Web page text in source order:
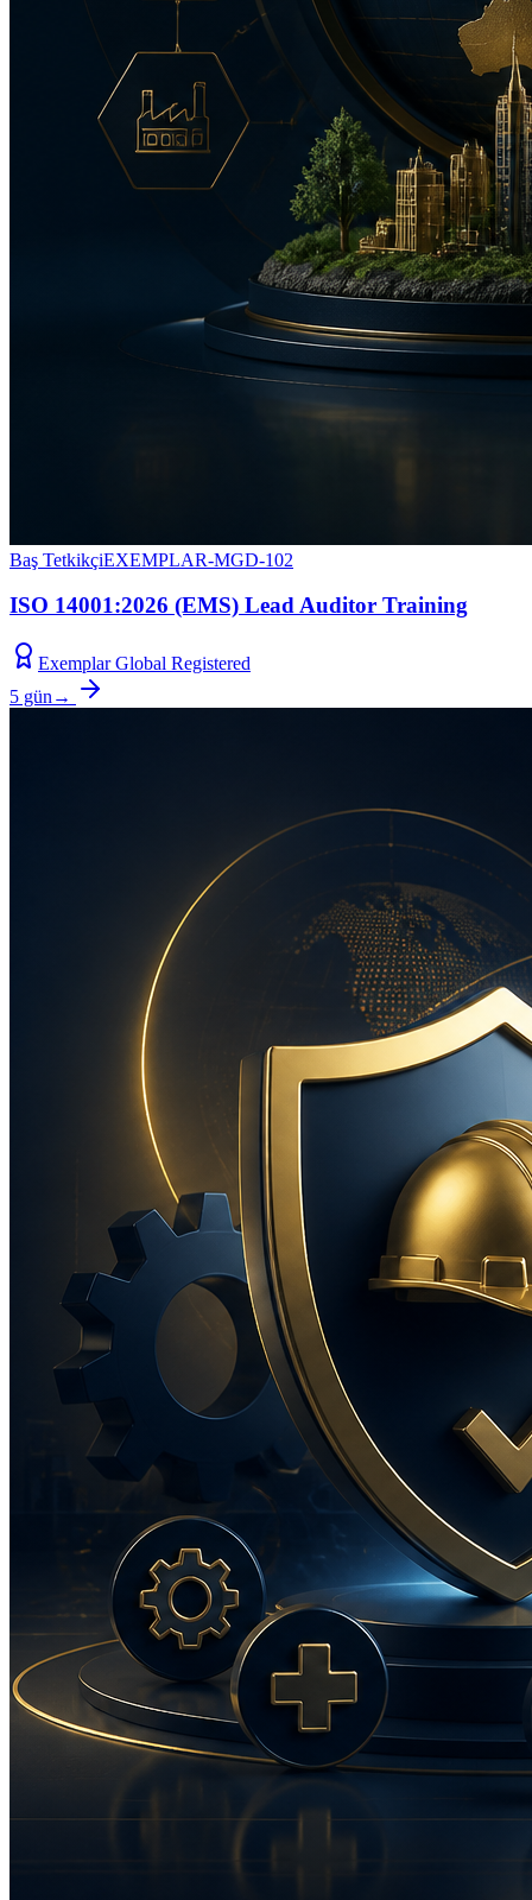
Baş TetkikçiEXEMPLAR-MGD-102
ISO 14001:2026 (EMS) Lead Auditor Training
Exemplar Global Registered
5 gün →